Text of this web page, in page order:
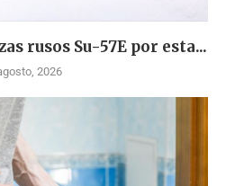
rusos Su-57E por esta...
2026